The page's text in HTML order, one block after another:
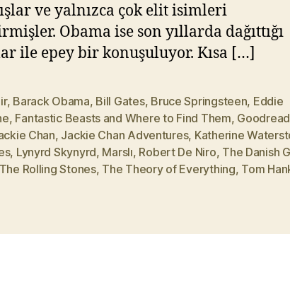
ve yalnızca çok elit isimleri
Obama ise son yıllarda dağıttığı
ile epey bir konuşuluyor. Kısa […]
, Barack Obama, Bill Gates, Bruce Springsteen, Eddie
, Fantastic Beasts and Where to Find Them,
Chan, Jackie Chan Adventures, Katherine
, Lynyrd Skynyrd, Marslı, Robert De Niro, The Danish
The Rolling Stones, The Theory of Everything, Tom